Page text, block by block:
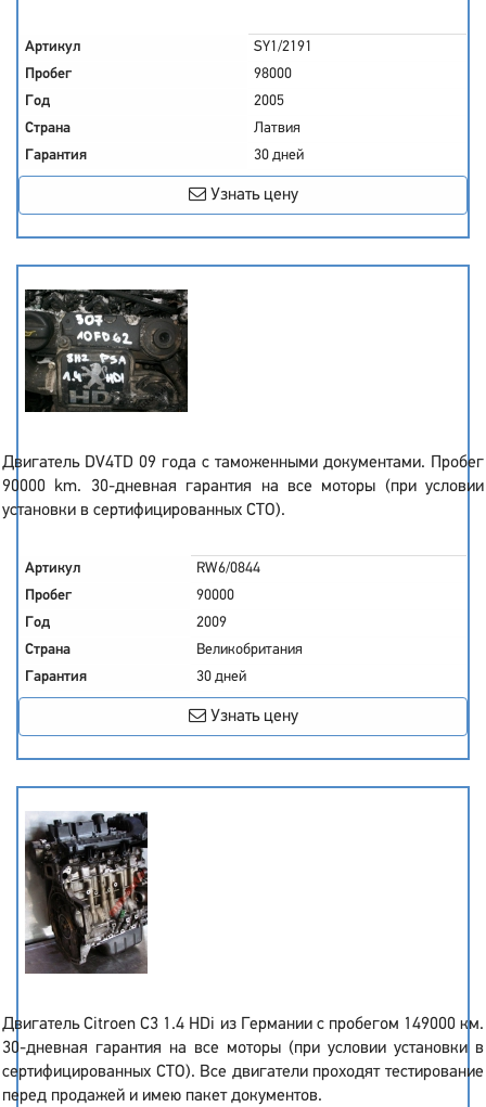
Артикул
SY1/2191
Пробег
98000
Год
2005
Страна
Латвия
Гарантия
30 дней
Узнать цену
Двигатель DV4TD 09 года с таможенными документами. Пробег
90000 km. 30-дневная гарантия на все моторы (при условии
установки в сертифицированных СТО).
Артикул
RW6/0844
Пробег
90000
Год
2009
Страна
Великобритания
Гарантия
30 дней
Узнать цену
Двигатель Citroen C3 1.4 HDi из Германии с пробегом 149000 км.
30-дневная гарантия на все моторы (при условии установки в
сертифицированных СТО). Все двигатели проходят тестирование
перед продажей и имею пакет документов.